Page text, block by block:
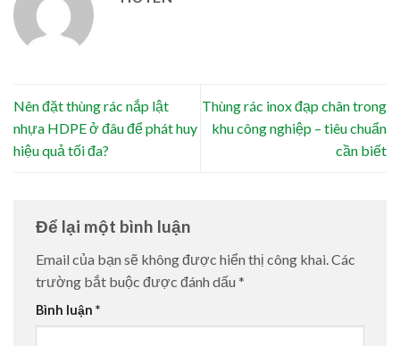
Nên đặt thùng rác nắp lật
nhựa HDPE ở đâu để phát huy
hiệu quả tối đa?
Thùng rác inox đạp chân trong
khu công nghiệp – tiêu chuẩn
cần biết
Để lại một bình luận
Email của bạn sẽ không được hiển thị công khai.Các
trường bắt buộc được đánh dấu *
Bình luận *